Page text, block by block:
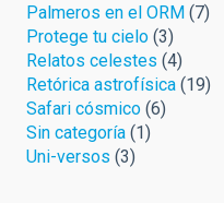
Palmeros en el ORM (7)
Protege tu cielo (3)
Relatos celestes (4)
Retórica astrofísica (19)
Safari cósmico (6)
Sin categoría (1)
Uni-versos (3)